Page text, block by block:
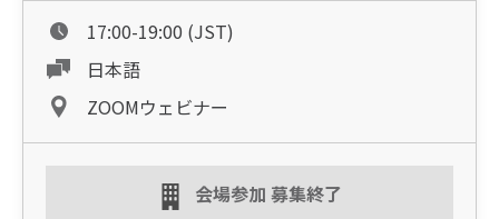
17:00-19:00 (JST)
日本語
ZOOMウェビナー
会場参加 募集終了